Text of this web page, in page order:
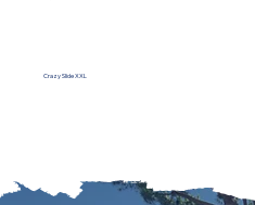
Crazy Slide XXL